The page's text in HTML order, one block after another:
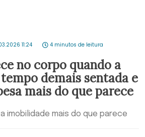
11:24 4 minutos de leitura
no corpo quando a
demais sentada e
mais do que parece
imobilidade mais do que parece